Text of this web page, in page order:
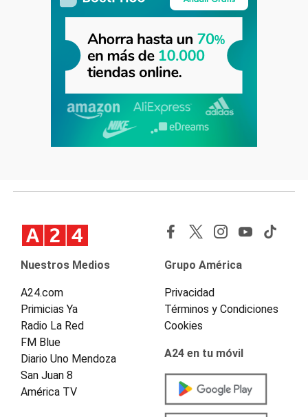
Nuestros Medios
A24.com
Primicias Ya
Radio La Red
FM Blue
Diario Uno Mendoza
San Juan 8
América TV
Grupo América
Privacidad
Términos y Condiciones
Cookies
A24 en tu móvil